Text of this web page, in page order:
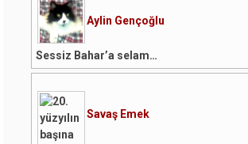
Aylin Gençoğlu
Sessiz Bahar’a selam…
Savaş Emek